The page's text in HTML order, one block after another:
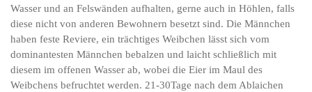
Wasser und an Felswänden aufhalten, gerne auch in Höhlen, falls
diese nicht von anderen Bewohnern besetzt sind. Die Männchen
haben feste Reviere, ein trächtiges Weibchen lässt sich vom
dominantesten Männchen bebalzen und laicht schließlich mit
diesem im offenen Wasser ab, wobei die Eier im Maul des
Weibchens befruchtet werden. 21-30Tage nach dem Ablaichen